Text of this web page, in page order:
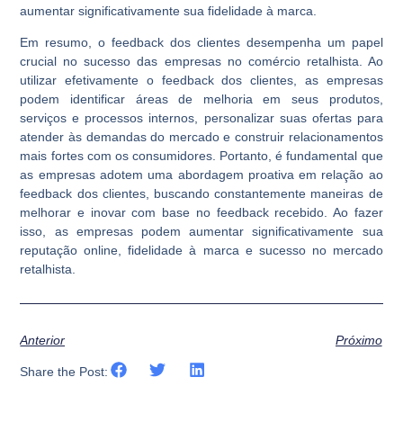
aumentar significativamente sua fidelidade à marca.
Em resumo, o feedback dos clientes desempenha um papel
crucial no sucesso das empresas no comércio retalhista. Ao
utilizar efetivamente o feedback dos clientes, as empresas
podem identificar áreas de melhoria em seus produtos,
serviços e processos internos, personalizar suas ofertas para
atender às demandas do mercado e construir relacionamentos
mais fortes com os consumidores. Portanto, é fundamental que
as empresas adotem uma abordagem proativa em relação ao
feedback dos clientes, buscando constantemente maneiras de
melhorar e inovar com base no feedback recebido. Ao fazer
isso, as empresas podem aumentar significativamente sua
reputação online, fidelidade à marca e sucesso no mercado
retalhista.
Anterior Próximo
Share the Post: